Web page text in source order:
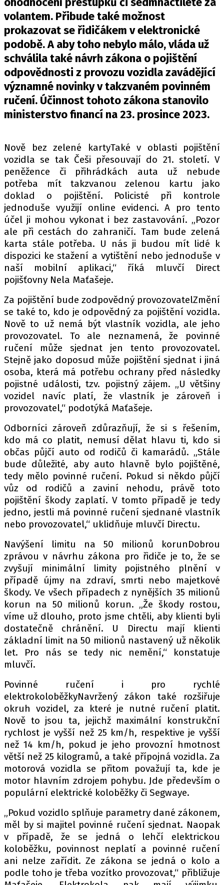
ČEŠI V AKCI
FIA CEZ & POHÁRY
MEZINÁRODNÍ SCÉNA
SLEDUJTE NÁS NA|
Máte příběh, fotku nebo video?
Pošlete e-mail na autoroad.cz
ETICKÝ KODEX
KONTAKT
VYDAVATEL
INZERCE
OSOBNÍ ÚDAJE / COOKIES
Provozovatelem serveru autoroad.cz je
INCORP MEDIA GROUP s.r.o., IČ: 118 23 054
volantem. Přibude také možnost
prokazovat se řidičákem v elektronické
podobě. A aby toho nebylo málo, vláda už
schválila také návrh zákona o pojištění
odpovědnosti z provozu vozidla zavádějící
významné novinky v takzvaném povinném
ručení. Účinnost tohoto zákona stanovilo
ministerstvo financí na 23. prosince 2023.
Nově bez zelené kartyTaké v oblasti pojištění
vozidla se tak Češi přesouvají do 21. století. V
peněžence či přihrádkách auta už nebude
potřeba mít takzvanou zelenou kartu jako
doklad o pojištění. Policisté při kontrole
jednoduše využijí online evidenci. A pro tento
účel ji mohou vykonat i bez zastavování. „Pozor
ale při cestách do zahraničí. Tam bude zelená
karta stále potřeba. U nás ji budou mít lidé k
dispozici ke stažení a vytištění nebo jednoduše v
naší mobilní aplikaci,“ říká mluvčí Direct
pojišťovny Nela Maťašeje.
Za pojištění bude zodpovědný provozovatelZmění
se také to, kdo je odpovědný za pojištění vozidla.
Nově to už nemá být vlastník vozidla, ale jeho
provozovatel. To ale neznamená, že povinné
ručení může sjednat jen tento provozovatel.
Stejně jako doposud může pojištění sjednat i jiná
osoba, která má potřebu ochrany před následky
pojistné události, tzv. pojistný zájem. „U většiny
vozidel navíc platí, že vlastník je zároveň i
provozovatel,“ podotýká Maťašeje.
Odborníci zároveň zdůrazňují, že si s řešením,
kdo má co platit, nemusí dělat hlavu ti, kdo si
občas půjčí auto od rodičů či kamarádů. „Stále
bude důležité, aby auto hlavně bylo pojištěné,
tedy mělo povinné ručení. Pokud si někdo půjčí
vůz od rodičů a zaviní nehodu, právě toto
pojištění škody zaplatí. V tomto případě je tedy
jedno, jestli má povinné ručení sjednané vlastník
nebo provozovatel,“ uklidňuje mluvčí Directu.
Navýšení limitu na 50 milionů korunDobrou
zprávou v návrhu zákona pro řidiče je to, že se
zvyšují minimální limity pojistného plnění v
případě újmy na zdraví, smrti nebo majetkové
škody. Ve všech případech z nynějších 35 milionů
korun na 50 milionů korun. „Že škody rostou,
víme už dlouho, proto jsme chtěli, aby klienti byli
dostatečně chránění. U Directu mají klienti
základní limit na 50 milionů nastavený už několik
let. Pro nás se tedy nic nemění,“ konstatuje
mluvčí.
Povinné ručení i pro rychlé
elektrokoloběžkyNavržený zákon také rozšiřuje
okruh vozidel, za které je nutné ručení platit.
Nově to jsou ta, jejichž maximální konstrukční
rychlost je vyšší než 25 km/h, respektive je vyšší
než 14 km/h, pokud je jeho provozní hmotnost
větší než 25 kilogramů, a také přípojná vozidla. Za
motorová vozidla se přitom považují ta, kde je
motor hlavním zdrojem pohybu. Jde především o
populární elektrické koloběžky či Segwaye.
„Pokud vozidlo splňuje parametry dané zákonem,
měl by si majitel povinné ručení sjednat. Naopak
v případě, že se jedná o lehčí elektrickou
koloběžku, povinnost neplatí a povinné ručení
ani nelze zařídit. Ze zákona se jedná o kolo a
podle toho je třeba vozítko provozovat,“ přibližuje